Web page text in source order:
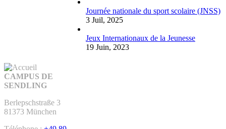
Journée nationale du sport scolaire (JNSS)
3 Juil, 2025
Jeux Internationaux de la Jeunesse
19 Juin, 2023
CAMPUS DE
SENDLING
Berlepschstraße 3
81373 München